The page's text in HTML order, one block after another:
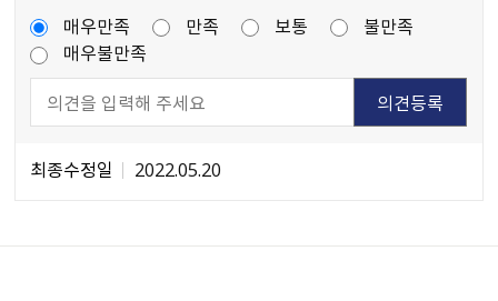
매우만족
만족 보통
불만족
매우불만족
최종수정일 2022.05.20